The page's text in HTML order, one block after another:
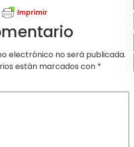
Imprimir
electrónico no será publicada.
están marcados con *